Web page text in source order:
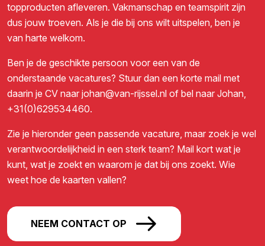
topproducten afleveren. Vakmanschap en teamspirit zijn
dus jouw troeven. Als je die bij ons wilt uitspelen, ben je
van harte welkom.
Ben je de geschikte persoon voor een van de
onderstaande vacatures? Stuur dan een korte mail met
daarin je CV naar johan@van-rijssel.nl of bel naar Johan,
+31(0)629534460.
Zie je hieronder geen passende vacature, maar zoek je wel
verantwoordelijkheid in een sterk team? Mail kort wat je
kunt, wat je zoekt en waarom je dat bij ons zoekt. Wie
weet hoe de kaarten vallen?
NEEM CONTACT OP